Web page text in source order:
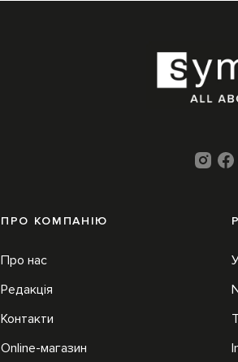
ПРО КОМПАНІЮ
Про нас
Редакція
Контакти
Online-магазин